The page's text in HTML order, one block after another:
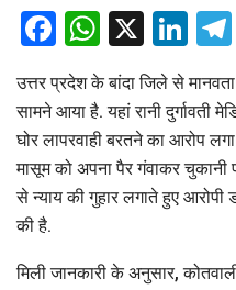
Facebook
X
उत्तर प्रदेश के बांदा जिले से
सामने आया है. यहां रानी
घोर लापरवाही बरतने का आरोप
मासूम को अपना पैर गंवाकर चुकानी
से न्याय की गुहार लगाते हुए आरोपी
की है.
मिली जानकारी के अनुसार,